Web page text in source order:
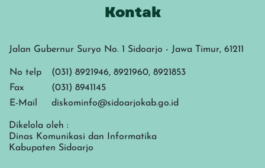
Kontak
Jalan Gubernur Suryo No. 1 Sidoarjo - Jawa Timur, 61211
No telp
(031) 8921946, 8921960, 8921853
Fax
(031) 8941145
E-Mail
diskominfo@sidoarjokab.go.id
Dikelola oleh :
Dinas Komunikasi dan Informatika
Kabupaten Sidoarjo